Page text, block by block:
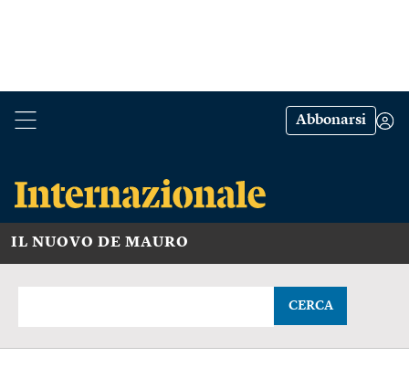
Abbonarsi
IL NUOVO DE MAURO
CERCA